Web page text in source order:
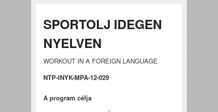
SPORTOLJ IDEGEN
NYELVEN
WORKOUT IN A FOREIGN LANGUAGE
NTP-INYK-MPA-12-029
A program célja